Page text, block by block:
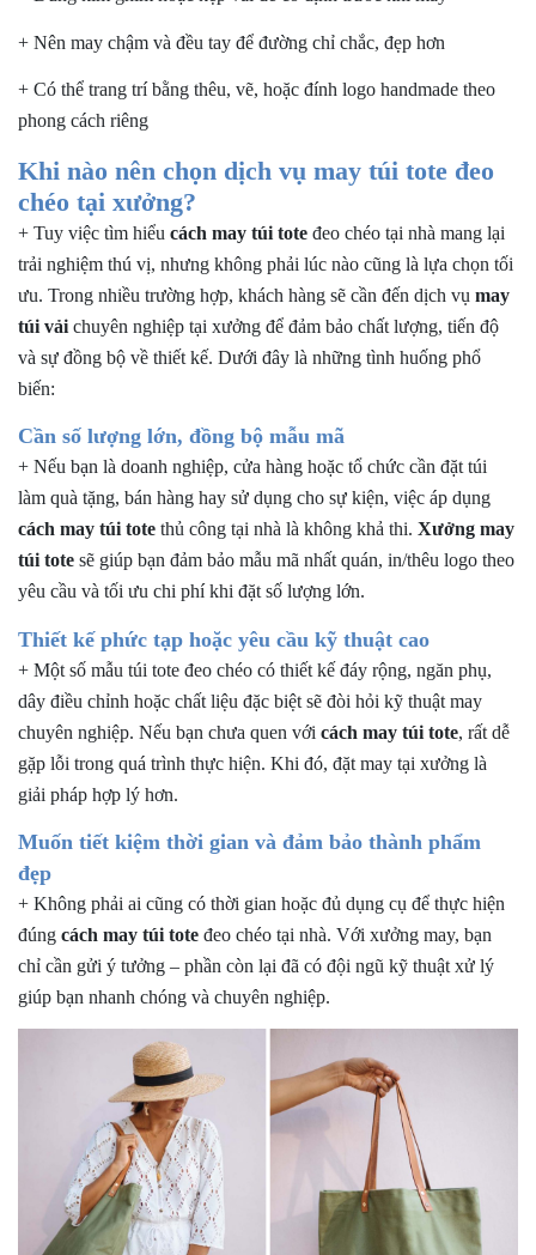
+ Nên may chậm và đều tay để đường chỉ chắc, đẹp hơn
+ Có thể trang trí bằng thêu, vẽ, hoặc đính logo handmade theo
phong cách riêng
Khi nào nên chọn dịch vụ may túi tote đeo
chéo tại xưởng?
+ Tuy việc tìm hiểu cách may túi tote đeo chéo tại nhà mang lại
trải nghiệm thú vị, nhưng không phải lúc nào cũng là lựa chọn tối
ưu. Trong nhiều trường hợp, khách hàng sẽ cần đến dịch vụ may
túi vải chuyên nghiệp tại xưởng để đảm bảo chất lượng, tiến độ
và sự đồng bộ về thiết kế. Dưới đây là những tình huống phổ
biến:
Cần số lượng lớn, đồng bộ mẫu mã
+ Nếu bạn là doanh nghiệp, cửa hàng hoặc tổ chức cần đặt túi
làm quà tặng, bán hàng hay sử dụng cho sự kiện, việc áp dụng
cách may túi tote thủ công tại nhà là không khả thi. Xưởng may
túi tote sẽ giúp bạn đảm bảo mẫu mã nhất quán, in/thêu logo theo
yêu cầu và tối ưu chi phí khi đặt số lượng lớn.
Thiết kế phức tạp hoặc yêu cầu kỹ thuật cao
+ Một số mẫu túi tote đeo chéo có thiết kế đáy rộng, ngăn phụ,
dây điều chỉnh hoặc chất liệu đặc biệt sẽ đòi hỏi kỹ thuật may
chuyên nghiệp. Nếu bạn chưa quen với cách may túi tote, rất dễ
gặp lỗi trong quá trình thực hiện. Khi đó, đặt may tại xưởng là
giải pháp hợp lý hơn.
Muốn tiết kiệm thời gian và đảm bảo thành phẩm
đẹp
+ Không phải ai cũng có thời gian hoặc đủ dụng cụ để thực hiện
đúng cách may túi tote đeo chéo tại nhà. Với xưởng may, bạn
chỉ cần gửi ý tưởng – phần còn lại đã có đội ngũ kỹ thuật xử lý
giúp bạn nhanh chóng và chuyên nghiệp.